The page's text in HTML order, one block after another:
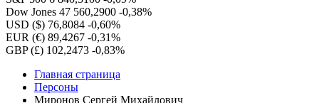
Dow Jones 47 560,2900 -0,38%
USD ($) 76,8084 -0,60%
EUR (€) 89,4267 -0,31%
GBP (£) 102,2473 -0,83%
Главная страница
Персоны
Миронов Сергей Михайлович